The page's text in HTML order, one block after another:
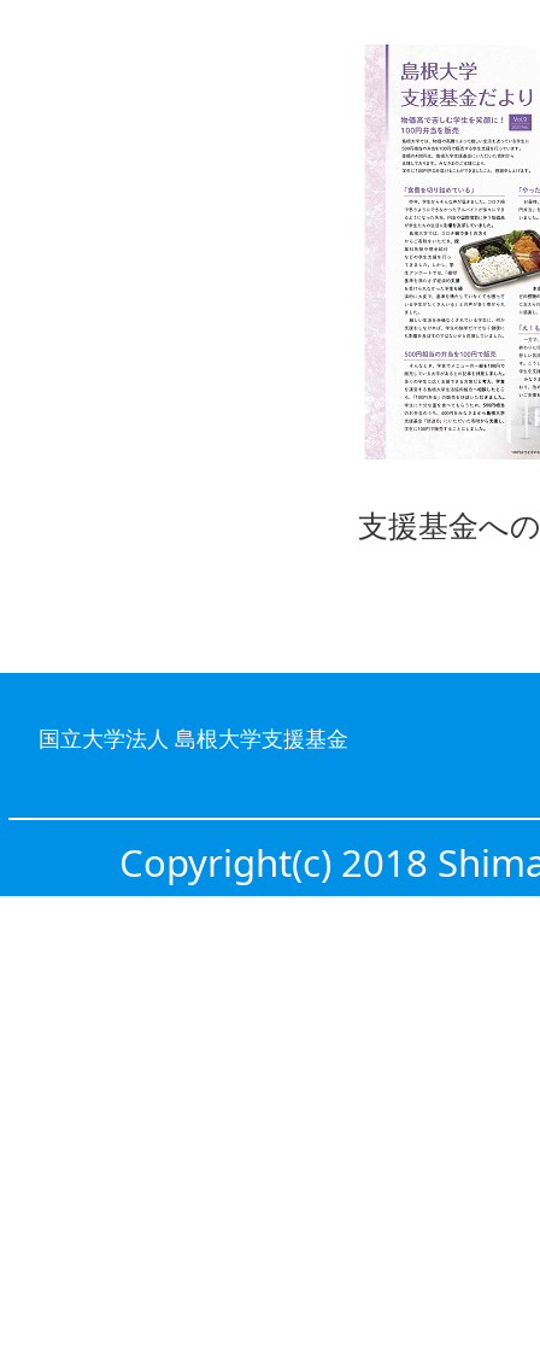
支援基金へ
国立大学法人 島根大学支援基金
Copyright(c) 2018